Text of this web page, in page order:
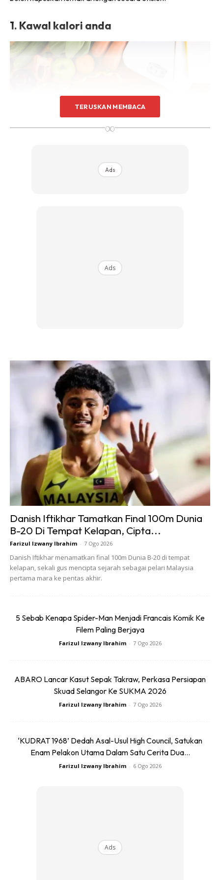
1. Kawal kalori anda
Untuk mengecilkan lengan, anda harus tahu saiz
Untungnya Jadi Lelaki, Anda Mudah Kurus
Ads
daripada air? Dan selebihnya adalah otot. Jika anda mahu
air cukup, anda sebenarnya dapat mengeluarkan toksin
daripada badan.
3. Paksa lengan untuk bersenam
TERUSKAN MEMBACA
∞
Ads
Ads
Danish Iftikhar Tamatkan Final 100m Dunia
B-20 Di Tempat Kelapan, Cipta...
Farizul Izwany Ibrahim - 7 Ogo 2026
Danish Iftikhar menamatkan final 100m Dunia B-20 di tempat
kelapan, sekali gus mencipta sejarah sebagai pelari Malaysia
pertama mara ke pentas akhir.
5 Sebab Kenapa Spider-Man Menjadi Francais Komik Ke
Filem Paling Berjaya
Farizul Izwany Ibrahim - 7 Ogo 2026
ABARO Lancar Kasut Sepak Takraw, Perkasa Persiapan
Skuad Selangor Ke SUKMA 2026
Farizul Izwany Ibrahim - 7 Ogo 2026
‘KUDRAT 1968’ Dedah Asal-Usul High Council, Satukan
Enam Pelakon Utama Dalam Satu Cerita Dua...
Farizul Izwany Ibrahim - 6 Ogo 2026
Ads